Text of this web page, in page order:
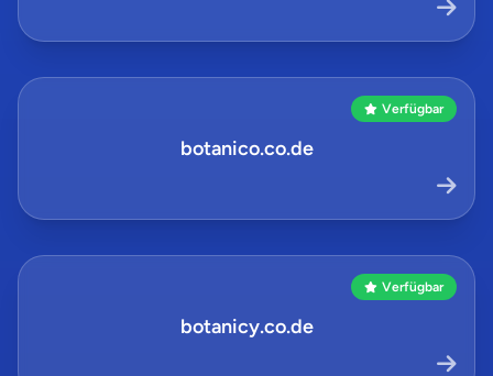
Verfügbar
botanico.co.de
Verfügbar
botanicy.co.de